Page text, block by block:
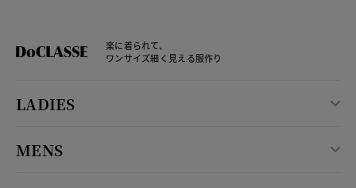
楽に着られて、
ワンサイズ細く見える服作り
LADIES
MENS